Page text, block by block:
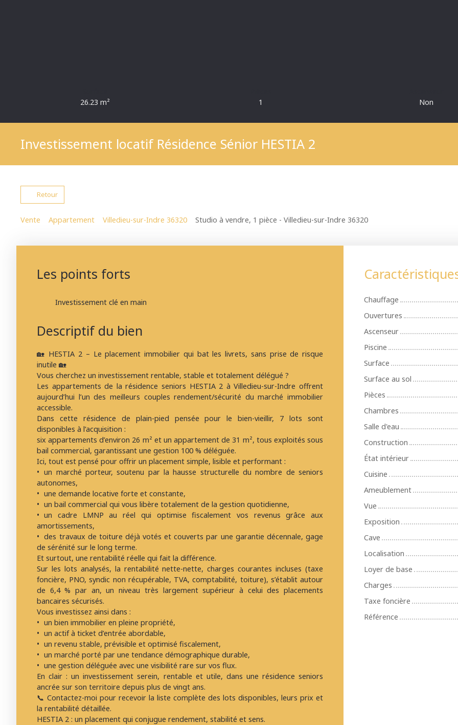
26.23m²
1
Non
Investissement locatif Résidence Sénior HESTIA 2
Retour
Vente Appartement Villedieu-sur-Indre 36320 Studio à vendre, 1 pièce - Villedieu-sur-Indre 36320
Les points forts
Investissement clé en main
Descriptif du bien
🏡 HESTIA 2 – Le placement immobilier qui bat les livrets, sans prise de risque
inutile 🏡
Vous cherchez un investissement rentable, stable et totalement délégué ?
Les appartements de la résidence seniors HESTIA 2 à Villedieu-sur-Indre offrent
aujourd’hui l’un des meilleurs couples rendement/sécurité du marché immobilier
accessible.
Dans cette résidence de plain-pied pensée pour le bien-vieillir, 7 lots sont
disponibles à l’acquisition :
six appartements d’environ 26 m² et un appartement de 31 m², tous exploités sous
bail commercial, garantissant une gestion 100 % déléguée.
Ici, tout est pensé pour offrir un placement simple, lisible et performant :
un marché porteur, soutenu par la hausse structurelle du nombre de seniors
autonomes,
une demande locative forte et constante,
un bail commercial qui vous libère totalement de la gestion quotidienne,
un cadre LMNP au réel qui optimise fiscalement vos revenus grâce aux
amortissements,
des travaux de toiture déjà votés et couverts par une garantie décennale, gage
de sérénité sur le long terme.
Et surtout, une rentabilité réelle qui fait la différence.
Sur les lots analysés, la rentabilité nette-nette, charges courantes incluses (taxe
foncière, PNO, syndic non récupérable, TVA, comptabilité, toiture), s’établit autour
de 6,4 % par an, un niveau très largement supérieur à celui des placements
bancaires sécurisés.
Vous investissez ainsi dans :
un bien immobilier en pleine propriété,
un actif à ticket d’entrée abordable,
un revenu stable, prévisible et optimisé fiscalement,
un marché porté par une tendance démographique durable,
une gestion déléguée avec une visibilité rare sur vos flux.
En clair : un investissement serein, rentable et utile, dans une résidence seniors
ancrée sur son territoire depuis plus de vingt ans.
📞 Contactez-moi pour recevoir la liste complète des lots disponibles, leurs prix et
la rentabilité détaillée.
HESTIA 2 : un placement qui conjugue rendement, stabilité et sens.
Chauffage
Ouvertures
Ascenseur
Piscine
Surface
Surface au sol
Pièces
Chambres
Salle d'eau
Construction
État intérieur
Cuisine
Ameublement
Vue
Exposition
Cave
Localisation
Loyer de base
Charges
Taxe foncière
Référence